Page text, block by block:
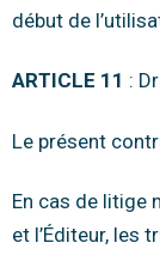
début de
ARTICLE 11 :
Le présent
En cas de litige
et l’Éditeur, les